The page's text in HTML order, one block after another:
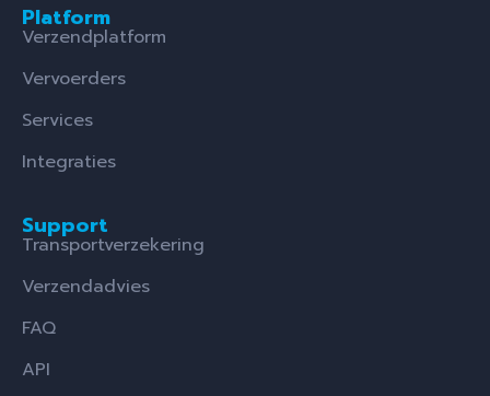
Platform
Verzendplatform
Vervoerders
Services
Integraties
Support
Transportverzekering
Verzendadvies
FAQ
API